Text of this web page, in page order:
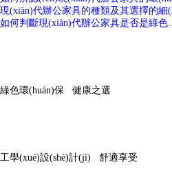
現(xiàn)代辦公家具的種類及其選擇的
如何判斷現(xiàn)代辦公家具是否是綠
綠色環(huán)保 健康之選
工學(xué)設(shè)計(jì) 舒適享受